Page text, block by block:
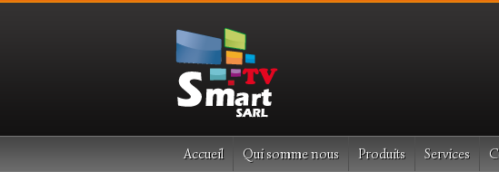
Accueil Qui somme nous Produits Services